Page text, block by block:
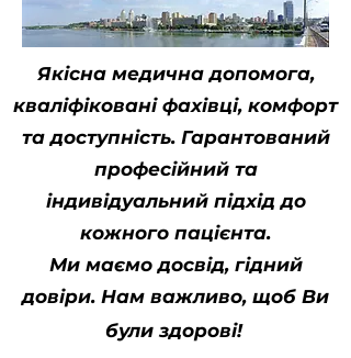
Якісна медична допомога,
кваліфіковані фахівці, комфорт
та доступність. Гарантований
професійний та
індивідуальний підхід до
кожного пацієнта.
Ми маємо досвід, гідний
довіри. Нам важливо, щоб Ви
були здорові!